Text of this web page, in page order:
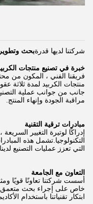
شركتنا لديها قدرةبحث وتطوير
خبرة في تصنيع منتجات
فريقنا الفني ، المكون من
منتجات الكربيد لمدة ثلاثة
جانب من جوانب عملية
مراقبة الجودة وإنهاء المنتج.
مبادرات ترقية التقنية
إدراكًا لوتيرة التغيير
التكنولوجيا.تشمل هذه
التي تعزز عمليات التصنيع
التعاون مع الجامعة
خاص على إجراء بحث متعمق
ابتكار تقنياتنا باستخدام